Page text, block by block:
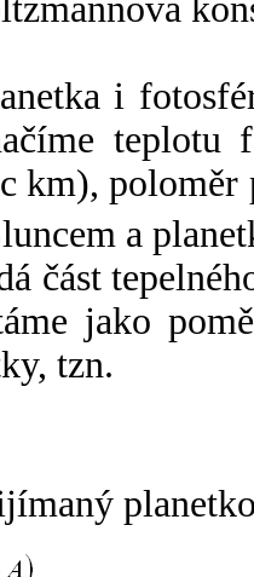
i
km),
a
část
jako
tzn.